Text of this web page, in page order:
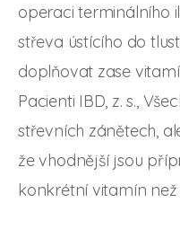
operaci terminálního
střeva ústícího do
doplňovat zase
Pacienti IBD, z. s.,
střevních zánětech,
že vhodnější jsou
konkrétní vitamín